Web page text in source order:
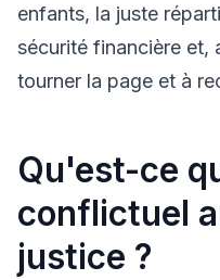
enfants, la juste
sécurité financière et,
tourner la page et à
Qu'est-ce
conflictuel
justice ?